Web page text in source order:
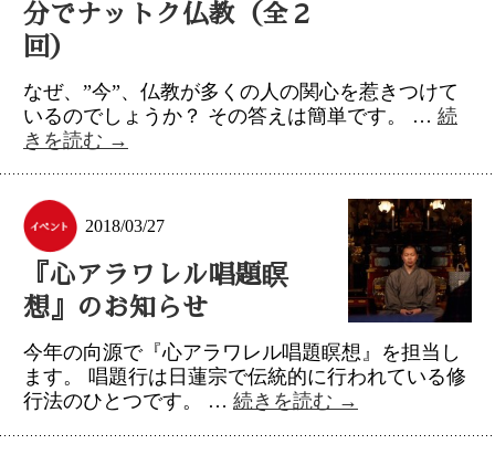
分でナットク仏教（全２
回）
なぜ、”今”、仏教が多くの人の関心を惹きつけて
いるのでしょうか？ その答えは簡単です。 … 続
きを読む →
2018/03/27
『心アラワレル唱題瞑
想』のお知らせ
今年の向源で『心アラワレル唱題瞑想』を担当し
ます。 唱題行は日蓮宗で伝統的に行われている修
行法のひとつです。 … 続きを読む →